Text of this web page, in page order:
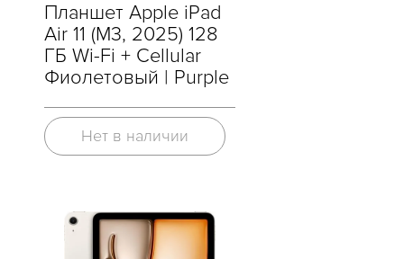
Планшет Apple iPad
Air 11 (M3, 2025) 128
ГБ Wi-Fi + Cellular
Фиолетовый | Purple
Нет в наличии